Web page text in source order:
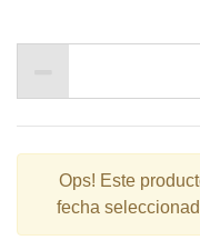
Ops! Este
fecha